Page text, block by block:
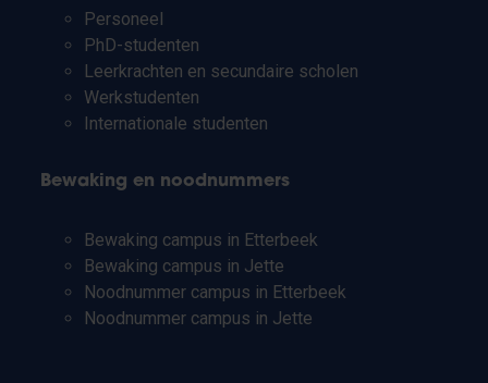
Personeel
PhD-studenten
Leerkrachten en secundaire scholen
Werkstudenten
Internationale studenten
Bewaking en noodnummers
Bewaking campus in Etterbeek
Bewaking campus in Jette
Noodnummer campus in Etterbeek
Noodnummer campus in Jette